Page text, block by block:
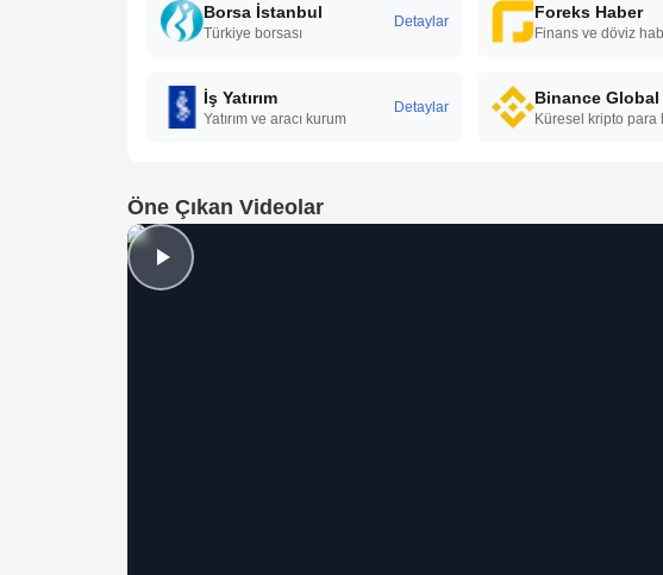
Borsa İstanbul
Türkiye borsası
Detaylar Foreks Haber
Finans ve döviz
İş Yatırım
Yatırım ve aracı kurum
Detaylar Binance Global
Küresel kripto para
Öne Çıkan Videolar